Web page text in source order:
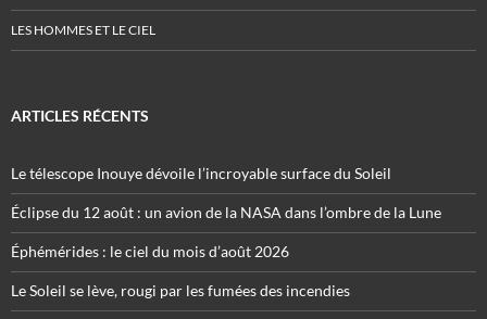
LES HOMMES ET LE CIEL
ARTICLES RÉCENTS
Le télescope Inouye dévoile l’incroyable surface du Soleil
Éclipse du 12 août : un avion de la NASA dans l’ombre de la Lune
Éphémérides : le ciel du mois d’août 2026
Le Soleil se lève, rougi par les fumées des incendies